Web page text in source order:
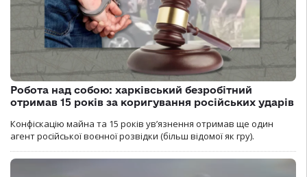
Робота над собою: харківський безробітний
отримав 15 років за коригування російських ударів
Конфіскацію майна та 15 років увʼязнення отримав ще один
агент російської воєнної розвідки (більш відомої як гру).